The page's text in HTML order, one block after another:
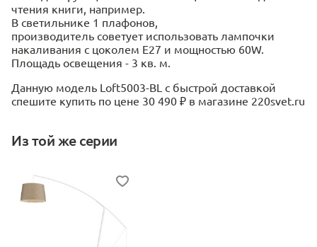
чтения книги, например.
В светильнике 1 плафонов,
производитель советует использовать лампочки
накаливания с цоколем E27 и мощностью 60W.
Площадь освещения - 3 кв. м.
Данную модель Loft5003-BL с быстрой доставкой
спешите купить по цене 30 490 ₽ в магазине 220svet.ru
Из той же серии